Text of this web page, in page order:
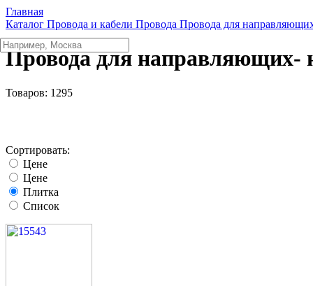
Главная
Каталог Провода и кабели Провода Провода для
Провода для направляющих-
Товаров: 1295
Сортировать:
Цене
Цене
Плитка
Список